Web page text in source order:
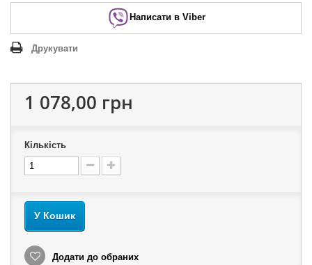
Написати в Viber
Друкувати
1 078,00 грн
Кількість
У Кошик
Додати до обраних